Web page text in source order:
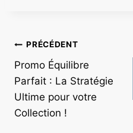
Navigation
de
l’article
PRÉCÉDENT
Promo Équilibre
Parfait : La Stratégie
Ultime pour votre
Collection !